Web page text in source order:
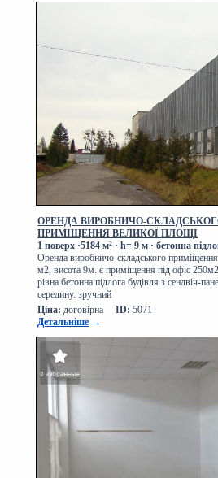
ОРЕНДА ВИРОБНИЧО-
ПРИМІЩЕННЯ ВЕЛИКОЇ ПЛОЩІ
1 поверх ·5184 м² · h= 9 м · бетонна
Оренда виробничо-складського
м2, висота 9м. є приміщення під офіс
рівна бетонна підлога будівля з сендвіч-
середину. зручний
Ціна: договірна ID: 5071
Детальніше →